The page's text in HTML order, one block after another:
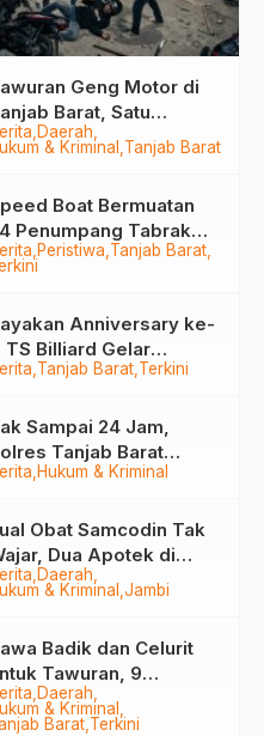
Daerah
& Kriminal Tanjab Barat
Geng Motor di
Barat, Satu
Kritis Dibacok, 3
Pelaku Ditangkap
Peristiwa Tanjab Barat
Boat Bermuatan
Penumpang Tabrak
di Kuala Tungkal,
Tanjab Barat Terkini
Anniversary ke-
TS Billiard Gelar
9 Ball
Hukum & Kriminal
Sampai 24 Jam,
Tanjab Barat
Komplotan
Daerah
& Kriminal Jambi
Obat Samcodin Tak
Dua Apotek di
Barat Disegel
Daerah
& Kriminal
Barat Terkini
Badik dan Celurit
Tawuran, 9
Geng Motor di
Barat Diringkus